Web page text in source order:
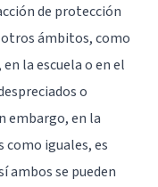
de protección
ámbitos, como
la escuela o en el
o
embargo, en la
como iguales, es
ambos se pueden